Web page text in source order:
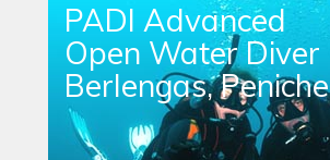
PADI Advanced
Open Water Diver
Berlengas, Peniche